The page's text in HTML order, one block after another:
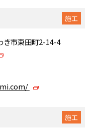
施工
き市東田町2-14-4
施工